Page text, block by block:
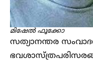
മിഷേൽ ഫൂക്കോ
സത്യാനന്തര